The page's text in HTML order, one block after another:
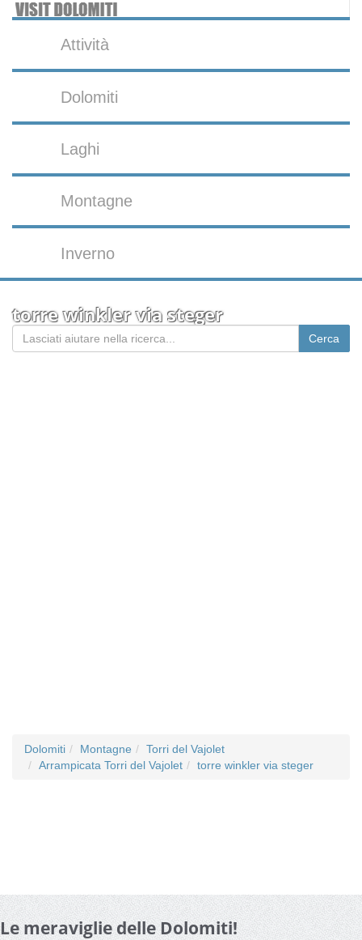
Attività
Dolomiti
Laghi
Montagne
Inverno
torre winkler via steger
Dolomiti Montagne
Torri del Vajolet
Arrampicata Torri del Vajolet
torre winkler via steger
Le meraviglie delle Dolomiti!